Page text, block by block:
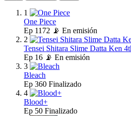
1
One Piece
Ep 1172 📡 En emisión
2
Tensei Shitara Slime Datta Ken
Ep 16 📡 En emisión
3
Bleach
Ep 360 Finalizado
4
Blood+
Ep 50 Finalizado